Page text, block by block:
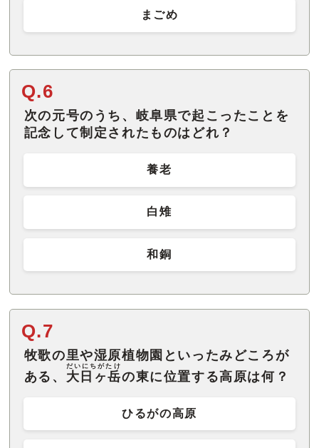
まごめ
Q.6
次の元号のうち、岐阜県で起こったことを
記念して制定されたものはどれ？
養老
白雉
和銅
Q.7
牧歌の里や湿原植物園といったみどころが
ある、 大日ヶ岳
だいにちがたけ
の東に位置する高原は何？
ひるがの高原